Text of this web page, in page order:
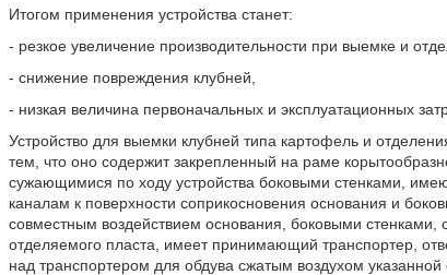
Итогом применения устройства станет:
- резкое увеличение производительности при выемке и
- снижение повреждения клубней,
- низкая величина первоначальных и эксплуатационных
Устройство для выемки клубней типа картофель и
тем, что оно содержит закрепленный на раме
сужающимися по ходу устройства боковыми стенками,
каналам к поверхности соприкосновения основания и
совместным воздействием основания, боковыми
отделяемого пласта, имеет принимающий транспортер,
над транспортером для обдува сжатым воздухом